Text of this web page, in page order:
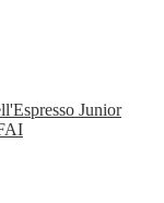
Junior